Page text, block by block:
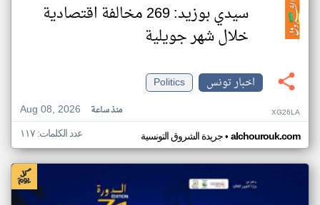
سيدي بوزيد: 269 مخالفة اقتصادية
خلال شهر جويلية
اخبار تونس
Politics
Aug 08, 2026
منذ ساعة XG26LA
جريدة الشروق التونسية• alchourouk.com عدد الكلمات: ١١٧